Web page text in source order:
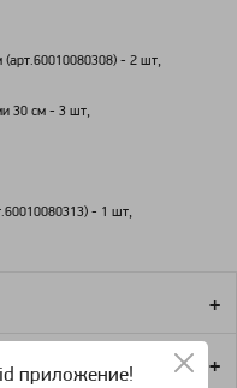
- 2 шт,
30 см - 3 шт,
- 1 шт,
приложение!